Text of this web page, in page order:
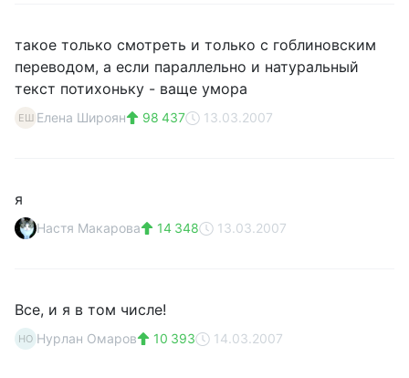
такое только смотреть и только с гоблиновским
переводом, а если параллельно и натуральный
текст потихоньку - ваще умора
ЕШ Елена Широян 98 437 13.03.2007
я
Настя Макарова 14 348 13.03.2007
Все, и я в том числе!
НО Нурлан Омаров 10 393 14.03.2007